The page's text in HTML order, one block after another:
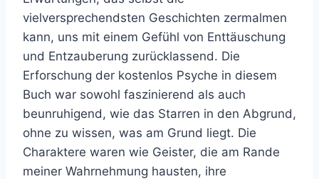
vielversprechendsten Geschichten zermalmen
kann, uns mit einem Gefühl von Enttäuschung
und Entzauberung zurücklassend. Die
Erforschung der kostenlos Psyche in diesem
Buch war sowohl faszinierend als auch
beunruhigend, wie das Starren in den Abgrund,
ohne zu wissen, was am Grund liegt. Die
Charaktere waren wie Geister, die am Rande
meiner Wahrnehmung hausten, ihre